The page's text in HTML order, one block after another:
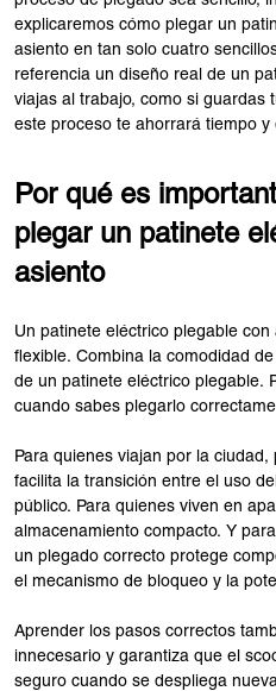
explicaremos cómo plegar un
asiento en tan solo cuatro
referencia un diseño real de un
viajas al trabajo, como si guardas
este proceso te ahorrará tiempo y
Por qué es
plegar un patinete
asiento
Un patinete eléctrico plegable
flexible. Combina la comodidad
de un patinete eléctrico plegable.
cuando sabes plegarlo
Para quienes viajan por la
facilita la transición entre el uso
público. Para quienes viven en
almacenamiento compacto. Y
un plegado correcto protege
el mecanismo de bloqueo y la
Aprender los pasos correctos
innecesario y garantiza que el
seguro cuando se despliega